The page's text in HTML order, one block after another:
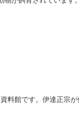
人気動物をはじめ、ア
験プログラムが実施さ
料館です。伊達正宗が